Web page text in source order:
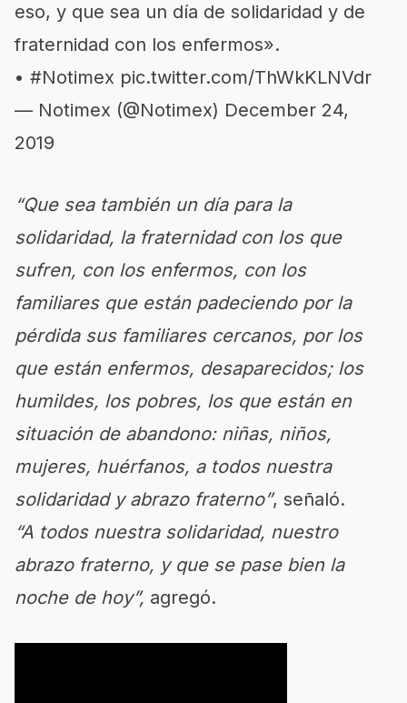
eso, y que sea un día de solidaridad y de
fraternidad con los enfermos».
• #Notimex pic.twitter.com/ThWkKLNVdr
— Notimex (@Notimex) December 24,
2019
“Que sea también un día para la
solidaridad, la fraternidad con los que
sufren, con los enfermos, con los
familiares que están padeciendo por la
pérdida sus familiares cercanos, por los
que están enfermos, desaparecidos; los
humildes, los pobres, los que están en
situación de abandono: niñas, niños,
mujeres, huérfanos, a todos nuestra
solidaridad y abrazo fraterno”, señaló.
“A todos nuestra solidaridad, nuestro
abrazo fraterno, y que se pase bien la
noche de hoy”, agregó.